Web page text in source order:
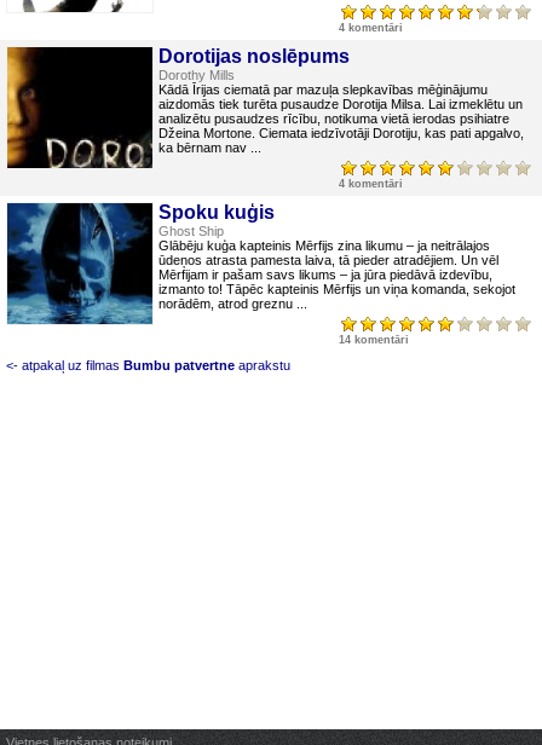
4 komentāri
Dorotijas noslēpums
Dorothy Mills
Kādā Īrijas ciematā par mazuļa slepkavības mēģinājumu
aizdomās tiek turēta pusaudze Dorotija Milsa. Lai izmeklētu un
analizētu pusaudzes rīcību, notikuma vietā ierodas psihiatre
Džeina Mortone. Ciemata iedzīvotāji Dorotiju, kas pati apgalvo,
ka bērnam nav ...
4 komentāri
Spoku kuģis
Ghost Ship
Glābēju kuģa kapteinis Mērfijs zina likumu – ja neitrālajos
ūdeņos atrasta pamesta laiva, tā pieder atradējiem. Un vēl
Mērfijam ir pašam savs likums – ja jūra piedāvā izdevību,
izmanto to! Tāpēc kapteinis Mērfijs un viņa komanda, sekojot
norādēm, atrod greznu ...
14 komentāri
<- atpakaļ uz filmas Bumbu patvertne aprakstu